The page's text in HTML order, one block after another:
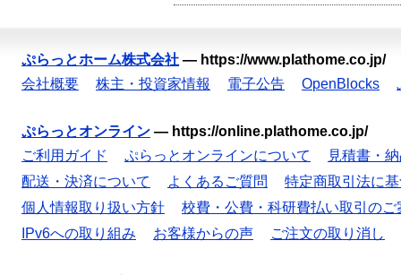
ぷらっとホーム株式会社 — https://www.plathome.co.jp/
会社概要
株主・投資家情報 電子公告 OpenBlocks
ぷらっとオンライン — https://online.plathome.co.jp/
ご利用ガイド
ぷらっとオンラインについて
見積書・
配送・決済について
よくあるご質問
特定商取引法に
個人情報取り扱い方針
校費・公費・科研費払い取引のご
IPv6への取り組み
お客様からの声 ご注文の取り消し